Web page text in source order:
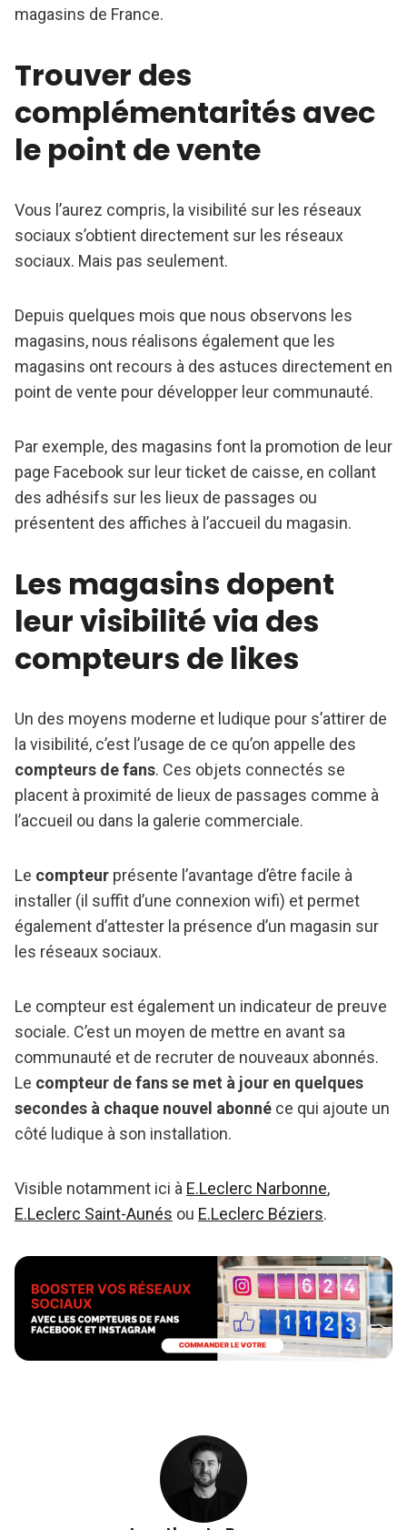
magasins de France.
Trouver des
complémentarités avec
le point de vente
Vous l’aurez compris, la visibilité sur les réseaux
sociaux s’obtient directement sur les réseaux
sociaux. Mais pas seulement.
Depuis quelques mois que nous observons les
magasins, nous réalisons également que les
magasins ont recours à des astuces directement en
point de vente pour développer leur communauté.
Par exemple, des magasins font la promotion de leur
page Facebook sur leur ticket de caisse, en collant
des adhésifs sur les lieux de passages ou
présentent des affiches à l’accueil du magasin.
Les magasins dopent
leur visibilité via des
compteurs de likes
Un des moyens moderne et ludique pour s’attirer de
la visibilité, c’est l’usage de ce qu’on appelle des
compteurs de fans. Ces objets connectés se
placent à proximité de lieux de passages comme à
l’accueil ou dans la galerie commerciale.
Le compteur présente l’avantage d’être facile à
installer (il suffit d’une connexion wifi) et permet
également d’attester la présence d’un magasin sur
les réseaux sociaux.
Le compteur est également un indicateur de preuve
sociale. C’est un moyen de mettre en avant sa
communauté et de recruter de nouveaux abonnés.
Le compteur de fans se met à jour en quelques
secondes à chaque nouvel abonné ce qui ajoute un
côté ludique à son installation.
Visible notamment ici à E.Leclerc Narbonne,
E.Leclerc Saint-Aunés ou E.Leclerc Béziers.